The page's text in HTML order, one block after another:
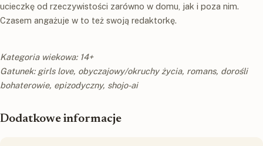
ucieczkę od rzeczywistości zarówno w domu, jak i poza nim.
Czasem angażuje w to też swoją redaktorkę.
Kategoria wiekowa: 14+
Gatunek: girls love, obyczajowy/okruchy życia, romans, dorośli
bohaterowie, epizodyczny, shojo-ai
Dodatkowe informacje